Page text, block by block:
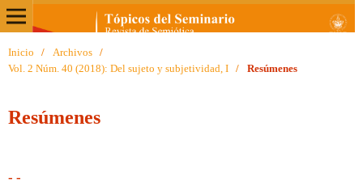
Inicio / Archivos
/
Vol. 2 Núm. 40 (2018): Del sujeto y subjetividad, I
/ Resúmenes
Resúmenes
- -